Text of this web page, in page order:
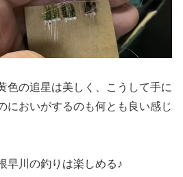
色の追星は美しく、こうして手に
においがするのも何とも良い感じ
早川の釣りは楽しめる♪